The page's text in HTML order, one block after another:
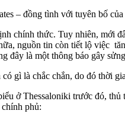
– đồng tình với tuyên bố của
chính thức. Tuy nhiên, mới
nguồn tin còn tiết lộ việc
đây là một thông báo gây
gì là chắc chắn, do đó thời
ở Thessaloniki trước đó,
phủ: